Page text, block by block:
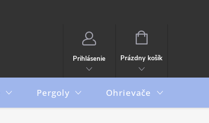
Prihlásenie
NÁKUPNÝ
Prázdny košík
Pergoly Ohrievače